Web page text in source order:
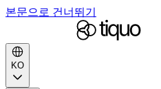
본문으로 건너뛰기
KO